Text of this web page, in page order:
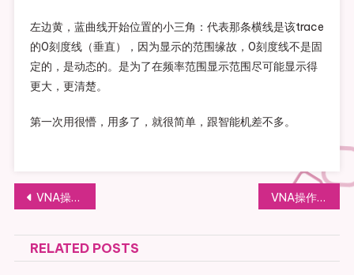
左边黄，蓝曲线开始位置的小三角：代表那条横线是该trace
的0刻度线（垂直），因为显示的范围缘故，0刻度线不是固
定的，是动态的。是为了在频率范围显示范围尽可能显示得
更大，更清楚。
第一次用很懵，用多了，就很简单，跟智能机差不多。
文
章
导
VNA操作使用学习-02测贴片电阻和直插电阻的幅频特性 VNA操作使用学习-03频率范围
RELATED POSTS